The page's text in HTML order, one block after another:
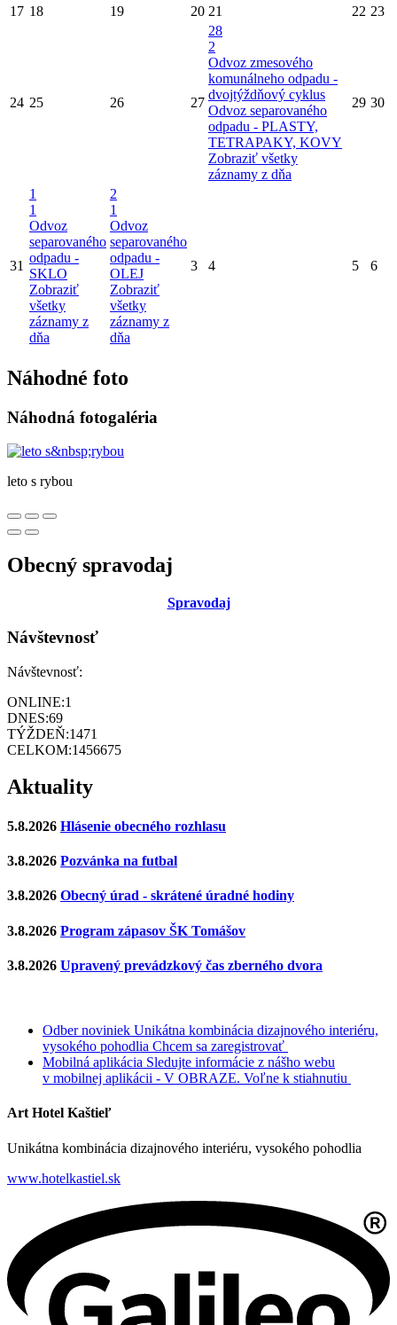
17 18 19 20 21 22 23
24 25 26 27
28
2
Odvoz zmesového
komunálneho odpadu -
dvojtýždňový cyklus
Odvoz separovaného
odpadu - PLASTY,
TETRAPAKY, KOVY
Zobraziť všetky
záznamy z dňa
29 30
31
1
1
Odvoz
separovaného
odpadu -
SKLO
Zobraziť
všetky
záznamy z
dňa
2
1
Odvoz
separovaného
odpadu -
OLEJ
Zobraziť
všetky
záznamy z
dňa
3 4 5 6
Náhodné foto
Náhodná fotogaléria
leto s rybou
Obecný spravodaj
Spravodaj
Návštevnosť
Návštevnosť:
ONLINE:1
DNES:69
TÝŽDEŇ:1471
CELKOM:1456675
Aktuality
5.8.2026 Hlásenie obecného rozhlasu
3.8.2026 Pozvánka na futbal
3.8.2026 Obecný úrad - skrátené úradné hodiny
3.8.2026 Program zápasov ŠK Tomášov
3.8.2026 Upravený prevádzkový čas zberného dvora
Odber noviniek Unikátna kombinácia dizajnového interiéru,
vysokého pohodlia Chcem sa zaregistrovať
Mobilná aplikácia Sledujte informácie z nášho webu
v mobilnej aplikácii - V OBRAZE. Voľne k stiahnutiu
Art Hotel Kaštieľ
Unikátna kombinácia dizajnového interiéru, vysokého pohodlia
www.hotelkastiel.sk